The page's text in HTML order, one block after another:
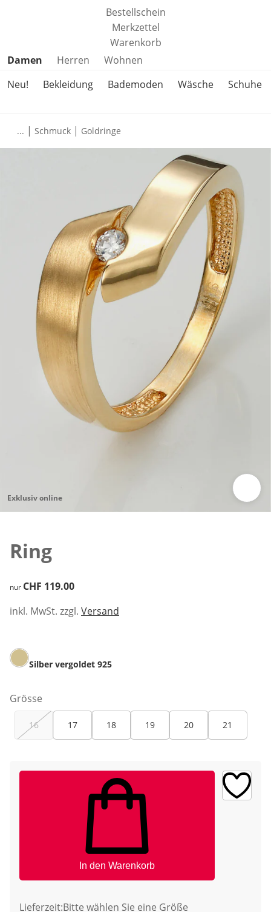
Bestellschein
Merkzettel
Warenkorb
Produktkategorien überspringen
Damen Herren
Wohnen
Neu!
Bekleidung Bademoden Wäsche Schuhe
... | Schmuck | Goldringe
Exklusiv online
Ring
CHF 119.00
nur CHF 119.00
inkl. MwSt. zzgl. Versand
Silber vergoldet 925
Grösse
16 17 18 19 20 21
In den Warenkorb
Lieferzeit:Bitte wählen Sie eine Größe